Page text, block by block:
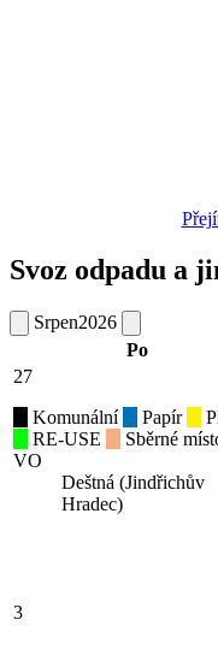
Svoz odpadu a
Srpen2026
Po
27
Komunální
Papír
RE-USE
Sběrné
VO
Deštná (Jindřichův
Hradec)
3